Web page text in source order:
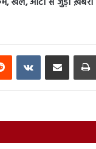
Reddit VKontakteShare via Email